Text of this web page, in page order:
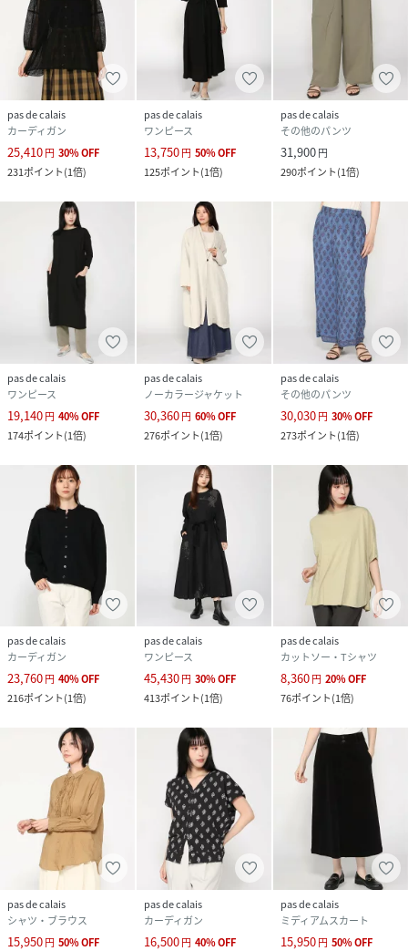
pas de calais
カーディガン
25,410円 30%OFF
231ポイント(1倍)
pas de calais
ワンピース
13,750円 50%OFF
125ポイント(1倍)
pas de calais
その他のパンツ
31,900円
290ポイント(1倍)
pas de calais
ワンピース
19,140円 40%OFF
174ポイント(1倍)
pas de calais
ノーカラージャケット
30,360円 60%OFF
276ポイント(1倍)
pas de calais
その他のパンツ
30,030円 30%OFF
273ポイント(1倍)
pas de calais
カーディガン
23,760円 40%OFF
216ポイント(1倍)
pas de calais
ワンピース
45,430円 30%OFF
413ポイント(1倍)
pas de calais
カットソー・Tシャツ
8,360円 20%OFF
76ポイント(1倍)
pas de calais
シャツ・ブラウス
15,950円 50%OFF
pas de calais
カーディガン
16,500円 40%OFF
pas de calais
ミディアムスカート
15,950円 50%OFF